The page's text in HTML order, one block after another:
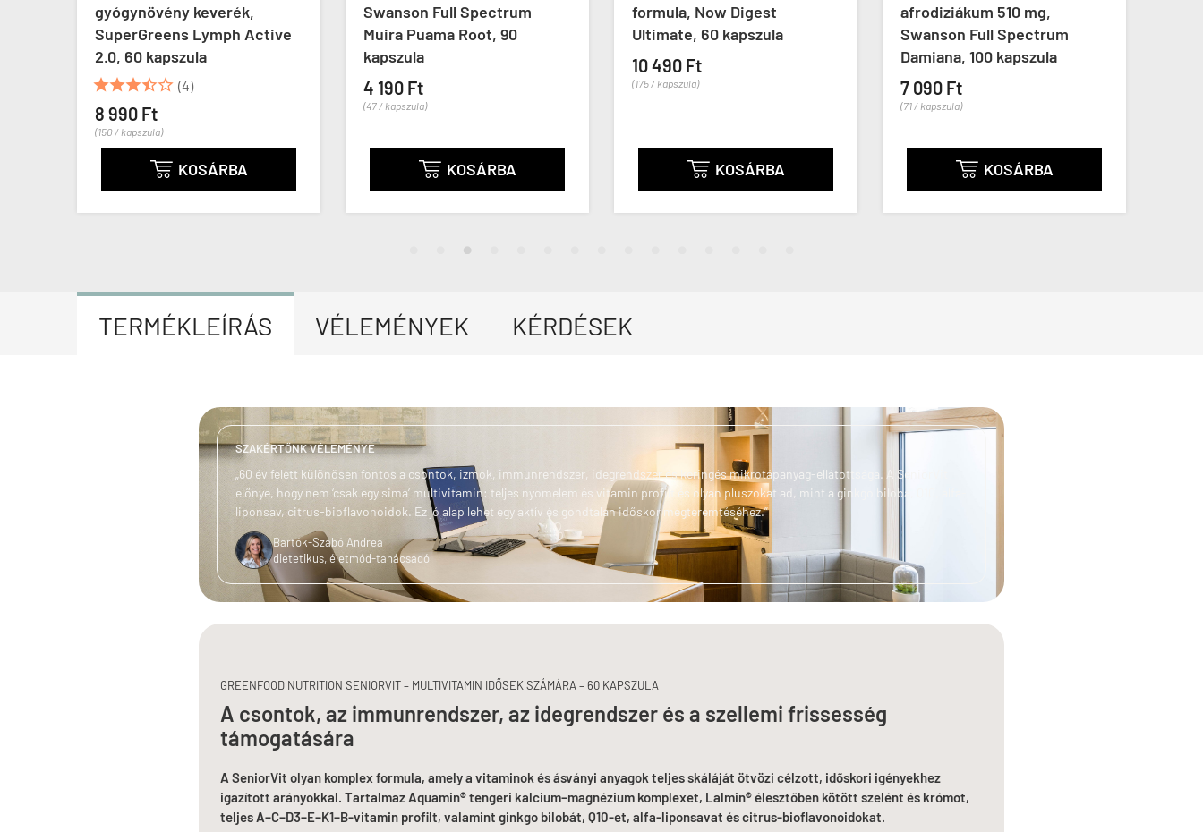
gyógynövény keverék,
SuperGreens Lymph Active
2.0, 60 kapszula
 (4)
8 990 Ft
(150 / kapszula)
 KOSÁRBA
Swanson Full Spectrum
Muira Puama Root, 90
kapszula
4 190 Ft
(47 / kapszula)
 KOSÁRBA
formula, Now Digest
Ultimate, 60 kapszula
10 490 Ft
(175 / kapszula)
 KOSÁRBA
afrodiziákum 510 mg,
Swanson Full Spectrum
Damiana, 100 kapszula
7 090 Ft
(71 / kapszula)
 KOSÁRBA
TERMÉKLEÍRÁS VÉLEMÉNYEK KÉRDÉSEK
SZAKÉRTŐNK VÉLEMÉNYE
„60 év felett különösen fontos a csontok, izmok, immunrendszer, idegrendszer és keringés mikrotápanyag-ellátottsága. A SeniorVit
előnye, hogy nem ‘csak egy sima’ multivitamin: teljes nyomelem és vitamin profilt és olyan pluszokat ad, mint a ginkgo biloba, Q10, alfa-
liponsav, citrus-bioflavonoidok. Ez jó alap lehet egy aktív és gondtalan időskor megteremtéséhez.”
Bartók-Szabó Andrea
dietetikus, életmód-tanácsadó
GREENFOOD NUTRITION SENIORVIT – MULTIVITAMIN IDŐSEK SZÁMÁRA – 60 KAPSZULA
A csontok, az immunrendszer, az idegrendszer és a szellemi frissesség
támogatására
A SeniorVit olyan komplex formula, amely a vitaminok és ásványi anyagok teljes skáláját ötvözi célzott, időskori igényekhez
igazított arányokkal. Tartalmaz Aquamin® tengeri kalcium–magnézium komplexet, Lalmin® élesztőben kötött szelént és krómot,
teljes A–C–D3–E–K1–B-vitamin profilt, valamint ginkgo bilobát, Q10-et, alfa-liponsavat és citrus-bioflavonoidokat.